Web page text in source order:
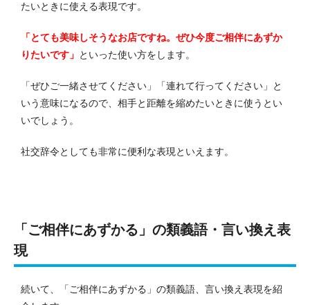
たいときに使える表現です。
「とても美味しそうなお店ですね。ぜひ今度ご相伴にあずか
りたいです」 といった使い方をします。
「ぜひご一緒させてください」「連れて行ってください」と
いう意味になるので、相手と距離を縮めたいときに使うとい
いでしょう。
社交辞令としても非常に便利な表現といえます。
「ご相伴にあずかる」の類義語・言い換え表
現
続いて、「ご相伴にあずかる」の類義語、言い換え表現を紹